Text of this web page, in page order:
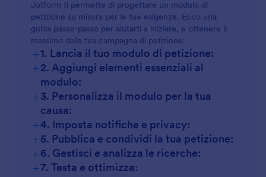
Jotform ti permette di progettare un modulo di
petizione su misura per le tue esigenze. Ecco una
guida passo-passo per aiutarti a iniziare, e ottenere il
massimo dalla tua campagna di petizione:
+1. Lancia il tuo modulo di petizione:
+2. Aggiungi elementi essenziali al
modulo:
+3. Personalizza il modulo per la tua
causa:
+4. Imposta notifiche e privacy:
+5. Pubblica e condividi la tua petizione:
+6. Gestisci e analizza le ricerche:
+7. Testa e ottimizza: